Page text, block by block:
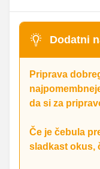
Dodatni
Priprava
da si za
Če je čebula
sladkast okus,